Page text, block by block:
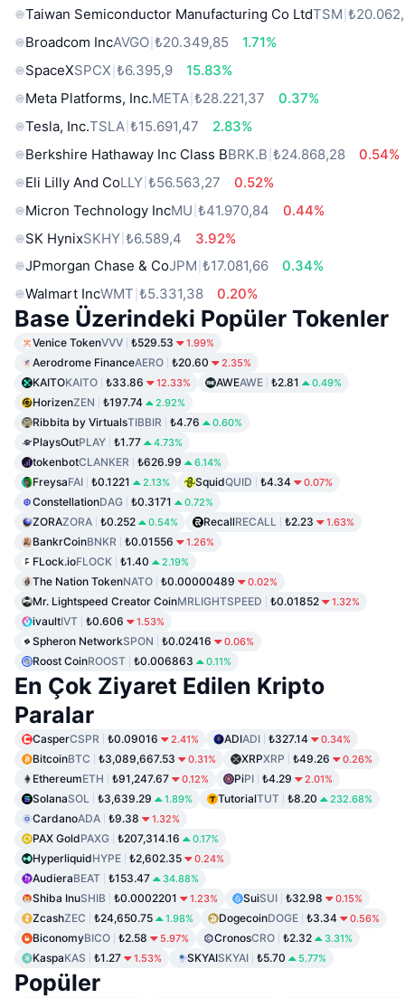
Taiwan Semiconductor Manufacturing Co LtdTSM
Broadcom IncAVGO ₺20.349,85
1.71%
SpaceXSPCX ₺6.395,9
15.83%
Meta Platforms, Inc.META ₺28.221,37
0.37%
Tesla, Inc.TSLA ₺15.691,47
2.83%
Berkshire Hathaway Inc Class BBRK.B ₺24.868,28
0.54%
Eli Lilly And CoLLY ₺56.563,27
0.52%
Micron Technology IncMU ₺41.970,84
0.44%
SK HynixSKHY ₺6.589,4
3.92%
JPmorgan Chase & CoJPM ₺17.081,66
0.34%
Walmart IncWMT ₺5.331,38 0.20%
Base Üzerindeki Popüler Tokenler
Venice TokenVVV ₺529.53 1.99%
Aerodrome FinanceAERO ₺20.60 2.35%
KAITOKAITO ₺33.86 12.33% AWEAWE ₺2.81 0.49%
HorizenZEN ₺197.74 2.92%
Ribbita by VirtualsTIBBIR ₺4.76 0.60%
PlaysOutPLAY ₺1.77 4.73%
tokenbotCLANKER ₺626.99 6.14%
FreysaFAI ₺0.1221 2.13% SquidQUID ₺4.34 0.07%
ConstellationDAG ₺0.3171 0.72%
ZORAZORA ₺0.252 0.54% RecallRECALL ₺2.23 1.63%
BankrCoinBNKR ₺0.01556 1.26%
FLock.ioFLOCK ₺1.40 2.19%
The Nation TokenNATO ₺0.00000489 0.02%
Mr. Lightspeed Creator CoinMRLIGHTSPEED ₺0.01852 1.32%
ivaultIVT ₺0.606 1.53%
Spheron NetworkSPON ₺0.02416 0.06%
Roost CoinROOST ₺0.006863 0.11%
En Çok Ziyaret Edilen Kripto
Paralar
CasperCSPR ₺0.09016 2.41% ADIADI ₺327.14 0.34%
BitcoinBTC ₺3,089,667.53 0.31% XRPXRP ₺49.26 0.26%
EthereumETH ₺91,247.67 0.12% PiPI ₺4.29 2.01%
SolanaSOL ₺3,639.29 1.89% TutorialTUT ₺8.20 232.68%
CardanoADA ₺9.38 1.32%
PAX GoldPAXG ₺207,314.16 0.17%
HyperliquidHYPE ₺2,602.35 0.24%
AudieraBEAT ₺153.47 34.88%
Shiba InuSHIB ₺0.0002201 1.23% SuiSUI ₺32.98 0.15%
ZcashZEC ₺24,650.75 1.98% DogecoinDOGE ₺3.34 0.56%
BiconomyBICO ₺2.58 5.97% CronosCRO ₺2.32 3.31%
KaspaKAS ₺1.27 1.53% SKYAISKYAI ₺5.70 5.77%
Popüler